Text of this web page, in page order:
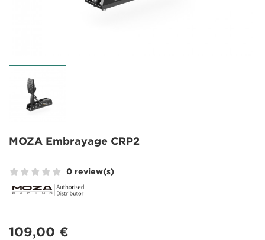
MOZA Embrayage CRP2
0 review(s)
109,00 €